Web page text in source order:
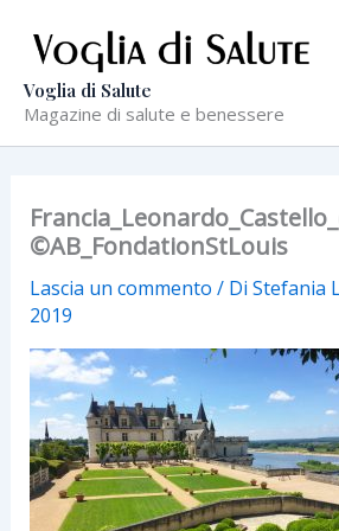
contenuto
Voglia di Salute
Magazine di salute e benessere
©AB_FondationStLouis
Lascia un commento / Di Stefania
2019